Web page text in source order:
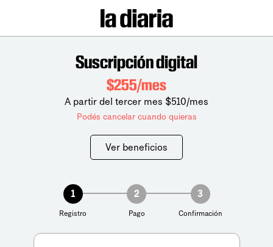
Suscripción digital
$255/mes
A partir del tercer mes $510/mes
Podés cancelar cuando quieras
Ver beneficios
1
Registro
2
Pago
3
Confirmación